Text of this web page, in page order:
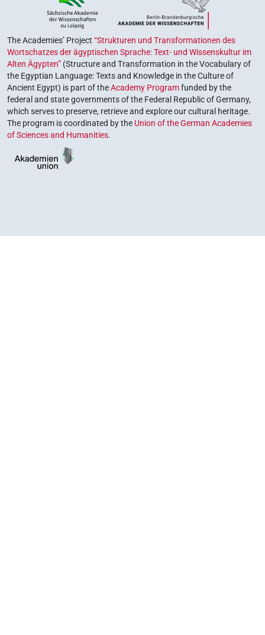
The Academies’ Project “Strukturen und Transformationen des
Wortschatzes der ägyptischen Sprache: Text- und Wissenskultur im
Alten Ägypten” (Structure and Transformation in the Vocabulary of
the Egyptian Language: Texts and Knowledge in the Culture of
Ancient Egypt) is part of theAcademy Programfunded by the
federal and state governments of the Federal Republic of Germany,
which serves to preserve, retrieve and explore our cultural heritage.
The program is coordinated by the Union of the German Academies
of Sciences and Humanities.